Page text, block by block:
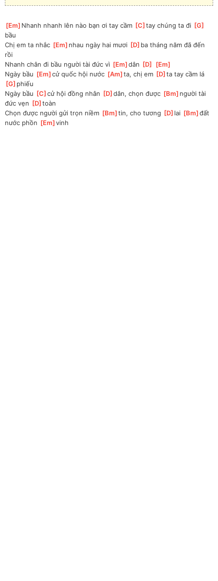
[Em ]Nhanh nhanh lên nào bạn ơi tay cầm [C ]tay chúng ta đi [G
bầu
Chị em ta nhắc [Em ]nhau ngày hai mươi [D ]ba tháng năm đã đến
rồi
Nhanh chân đi bầu người tài đức vì [Em ]
dân [D [Em
Ngày bầu [Em ]
cử quốc hội nước [Am ]ta, chị em [D ]ta tay cầm lá
G ]phiếu
Ngày bầu [C ]
cử hội đồng nhân [D ]
dân, chọn được [Bm ]người tài
đức vẹn [D ]toàn
Chọn được người gửi trọn niềm [Bm ]tin, cho tương [D ]lai [Bm ]
đất
nước phồn [Em ]
vinh